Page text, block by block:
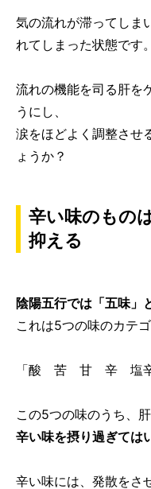
気の流れが滞ってしま
れてしまった状態です。
流れの機能を司る肝を
うにし、
涙をほどよく調整させ
ょうか？
辛い味のもの
抑える
陰陽五行では「五味」
これは5つの味のカテゴ
「酸 苦 甘 辛 塩辛
この5つの味のうち、
辛い味を摂り過ぎては
辛い味には、発散をさ